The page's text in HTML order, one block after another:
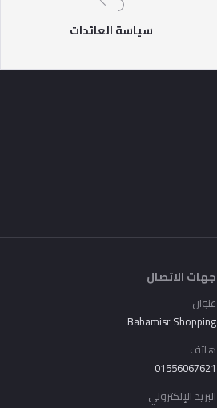
سياسة العائدات
جهات الاتصال
عنوان
Babamisr Shopping
هاتف
01556067621
البريد الإلكتروني